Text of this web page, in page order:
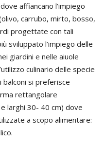
affiancano l’impiego
carrubo, mirto, bosso,
progettate con tali
sviluppato l’impiego delle
giardini e nelle aiuole
culinario delle specie
balconi si preferisce
rettangolare
larghi 30- 40 cm) dove
a scopo alimentare: